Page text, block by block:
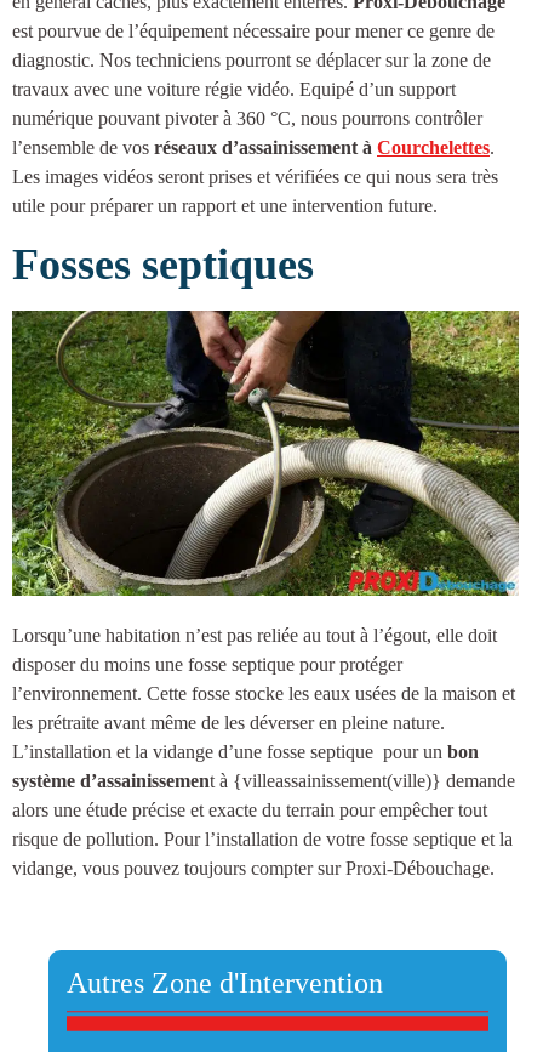
est pourvue de l’équipement nécessaire pour mener ce genre de
diagnostic. Nos techniciens pourront se déplacer sur la zone de
travaux avec une voiture régie vidéo. Equipé d’un support
numérique pouvant pivoter à 360 °C, nous pourrons contrôler
l’ensemble de vos réseaux d’assainissement à Courchelettes.
Les images vidéos seront prises et vérifiées ce qui nous sera très
utile pour préparer un rapport et une intervention future.
Fosses septiques
Lorsqu’une habitation n’est pas reliée au tout à l’égout, elle doit
disposer du moins une fosse septique pour protéger
l’environnement. Cette fosse stocke les eaux usées de la maison et
les prétraite avant même de les déverser en pleine nature.
L’installation et la vidange d’une fosse septique pour un bon
système d’assainissement à {villeassainissement(ville)} demande
alors une étude précise et exacte du terrain pour empêcher tout
risque de pollution. Pour l’installation de votre fosse septique et la
vidange, vous pouvez toujours compter sur Proxi-Débouchage.
Autres Zone d'Intervention